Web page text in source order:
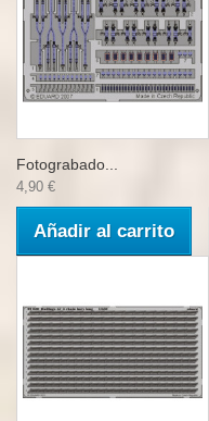
Fotograbado...
4,90 €
Añadir al carrito